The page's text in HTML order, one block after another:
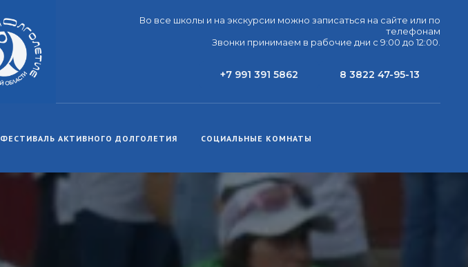
Во все школы и на экскурсии можно записаться на сайте или по
телефонам
Звонки принимаем в рабочие дни с 9:00 до 12:00.
+7 991 391 5862 8 3822 47-95-13
ФЕСТИВАЛЬ АКТИВНОГО ДОЛГОЛЕТИЯ СОЦИАЛЬНЫЕ КОМНАТЫ